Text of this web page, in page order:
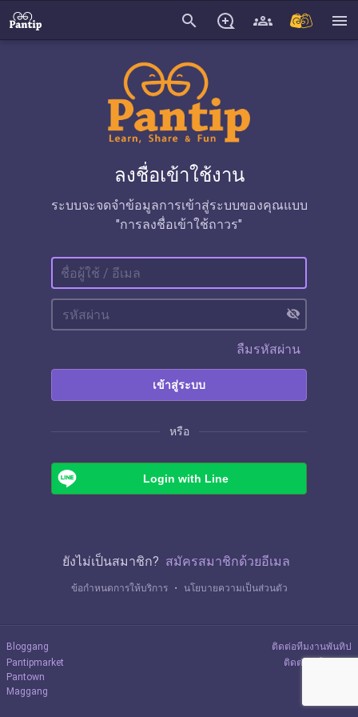
search menu
ลงชื่อเข้าใช้งาน
ระบบจะจดจำข้อมูลการเข้าสู่ระบบของคุณแบบ
"การลงชื่อเข้าใช้ถาวร"
visibility_off
ลืมรหัสผ่าน
เข้าสู่ระบบ
หรือ
Login with Line
ยังไม่เป็นสมาชิก? สมัครสมาชิกด้วยอีเมล
ข้อกำหนดการให้บริการ ・ นโยบายความเป็นส่วนตัว
Bloggang
Pantipmarket
Pantown
Maggang
ติดต่อทีมงานพันทิป
ติดต่อลงโฆษณา